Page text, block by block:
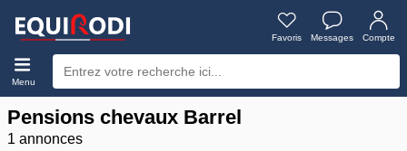
Favoris Messages Compte
Menu
Pensions chevaux Barrel
1 annonces